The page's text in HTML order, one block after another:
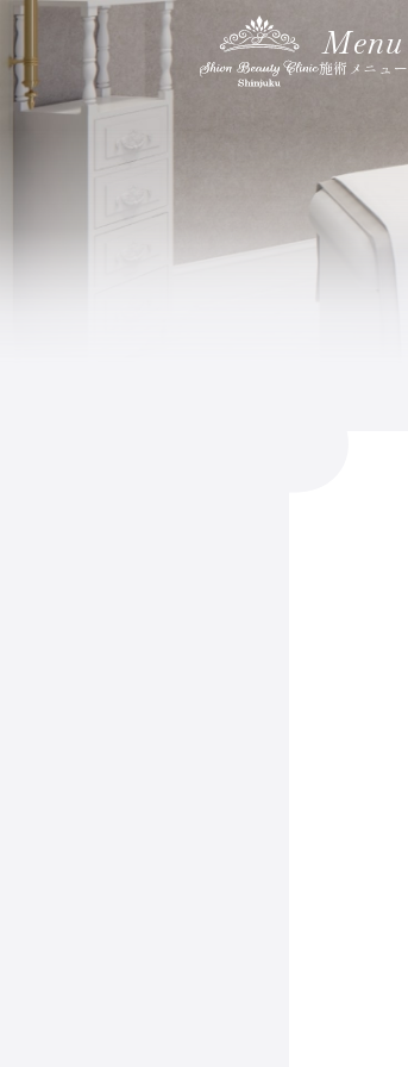
Menu
施術メニュー